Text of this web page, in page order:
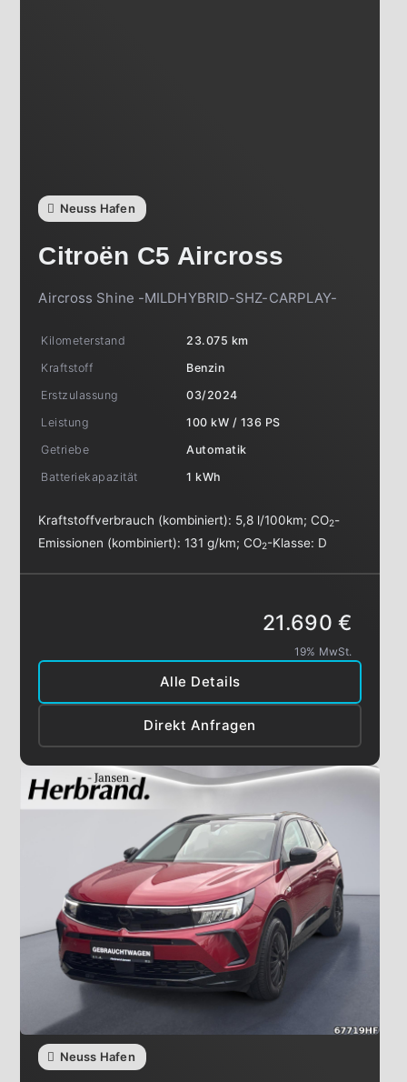
Neuss Hafen
Citroën C5 Aircross
Aircross Shine -MILDHYBRID-SHZ-CARPLAY-
Kilometerstand
23.075 km
Kraftstoff
Benzin
Erstzulassung
03/2024
Leistung
100 kW / 136 PS
Getriebe
Automatik
Batteriekapazität
1 kWh
Kraftstoffverbrauch (kombiniert): 5,8 l/100km;CO2-
Emissionen (kombiniert):131 g/km;CO2-Klasse: D
Alle Details
Direkt Anfragen
21.690 €
19% MwSt.
Neuss Hafen